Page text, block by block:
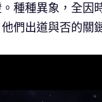
種種異象，全
們出道與否的關